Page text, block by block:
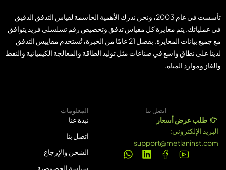
تأسست في عام 2003، ونحن ندرك الأهمية الحاسمة لقياس التدفق الدقيق
في عملياتك. يتم معايرة كل مقياس تدفق وتخصيص رقم تسلسلي فريد يتوافق
مع جميع بيانات المعايرة. بفضل 21 عامًا من الخبرة، تُستخدم مقاييس التدفق
لدينا على نطاق واسع في صناعات مثل توليد الطاقة والمعالجة الكيميائية والنفط
والغاز وموارد المياه.
اتصل بنا
طلب عرض أسعار
البريد الإلكتروني:
support@metlaninst.com
المعلومات
نبذة عنا
اتصل بنا
الشحن والإرجاع
سياسة الخصوصية